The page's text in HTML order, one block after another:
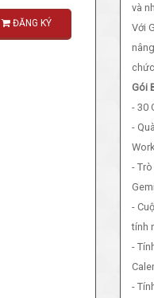
ĐĂNG KÝ
và
Với
chức.
Gói
- 30
-
-
-
tính
-
-